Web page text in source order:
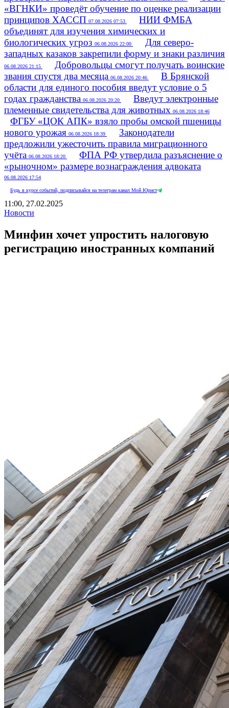
«ВГНКИ» проведёт обучение по оценке реализации
принципов ХАССП 07.08.2026 07:53
НИИ ФМБА
объединят для изучения химических и
биологических угроз 06.08.2026 22:00
Для северо-
западных казаков закрепили форму и знаки различия
06.08.2026 21:15
Добровольцы смогут получать воинские
звания спустя два месяца 06.08.2026 20:46
В Брянской
области для единого пособия введут условие о 5
годах гражданства 06.08.2026 20:20
Введут электронные
племенные свидетельства для животных 06.08.2026 18:46
ФГБУ «ЦОК АПК» взяло пробы омской пшеницы
нового урожая 06.08.2026 18:39
Законодатели
предложили ужесточить правила миграционного
учёта 06.08.2026 18:20
ФПА РФ утвердила разъяснение о
«рыночном» размере вознаграждения адвоката
06.08.2026 17:54
Будь в курсе событий, подписывайся на телеграм канал Мой Юрист
11:00, 27.02.2025
Новости
Минфин хочет упростить налоговую
регистрацию иностранных компаний